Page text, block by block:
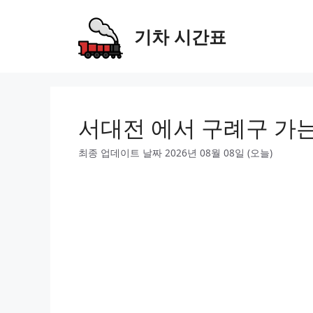
기차 시간표
서대전 에서 구례구 가
최종 업데이트 날짜 2026년 08월 08일 (오늘)